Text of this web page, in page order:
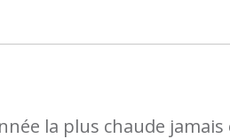
la plus chaude